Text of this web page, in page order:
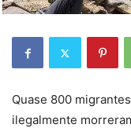
Quase 800
ilegalmente